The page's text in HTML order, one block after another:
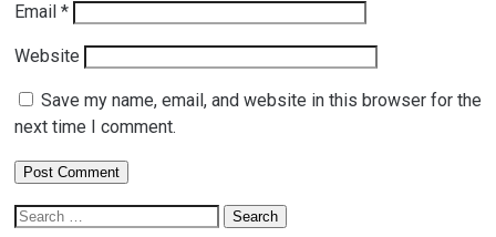
Email *
Website
Save my name, email, and website in this browser for the
next time I comment.
Search